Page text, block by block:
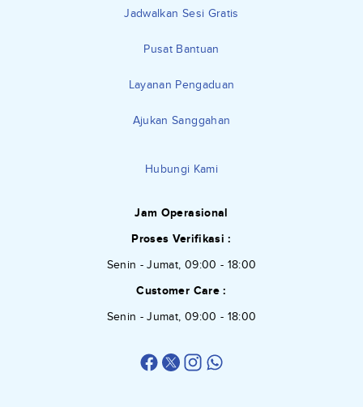
Jadwalkan Sesi Gratis
Pusat Bantuan
Layanan Pengaduan
Ajukan Sanggahan
Hubungi Kami
Jam Operasional
Proses Verifikasi :
Senin - Jumat, 09:00 - 18:00
Customer Care :
Senin - Jumat, 09:00 - 18:00